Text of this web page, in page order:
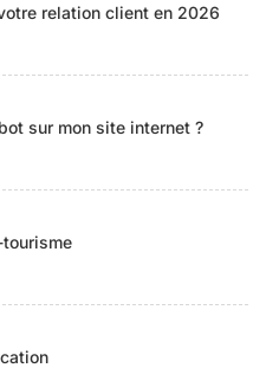
relation client en 2026
sur mon site internet ?
tourisme